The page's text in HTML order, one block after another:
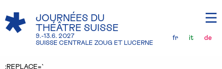
JOURNÉES DU
THÉÂTRE SUISSE
9.-13.6. 2027
SUISSE CENTRALE ZOUG ET LUCERNE
fr it de
:REPLACE=`